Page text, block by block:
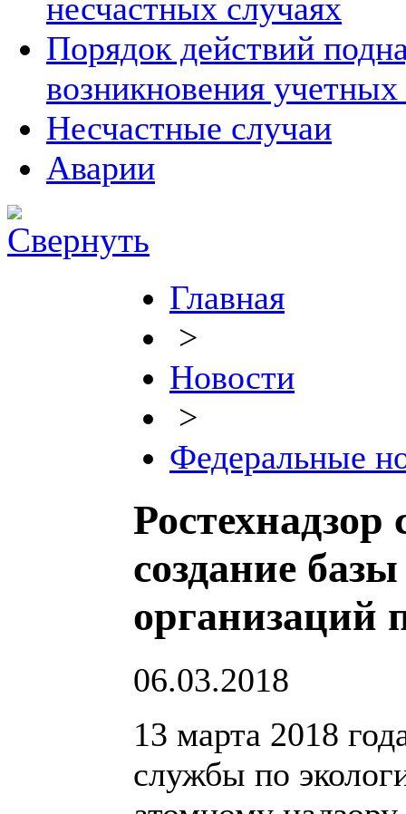
несчастных случаях
Порядок действий
возникновения
Несчастные случаи
Аварии
Главная
>
Новости
>
Федеральные
создание
организаций
06.03.2018
13 марта 2018
службы по